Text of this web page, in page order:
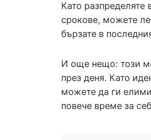
Като разпределяте
срокове, можете
бързате в
И още нещо: този
през деня. Като
можете да ги
повече време за